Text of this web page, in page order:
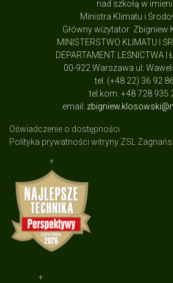
nad szkołą w
Ministra Klimatu i
Główny wizytator Zbigniew
MINISTERSTWO KLIMATU I
DEPARTAMENT LEŚNICTWA I
00-922 Warszawa ul:
tel. (+48 22) 36 92
tel.kom. +48 728 935
email:
Oświadczenie o dostępności
Polityka prywatności witryny ZSL
+
+